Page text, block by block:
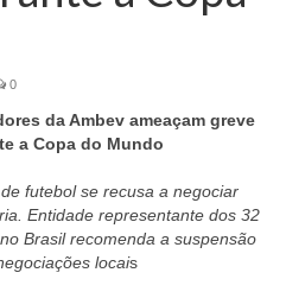
0
da Ambev ameaçam greve
a Copa do Mundo
futebol se recusa a negociar
Entidade representante dos 32
Brasil recomenda a suspensão
locais